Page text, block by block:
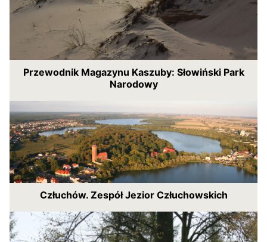
Przewodnik Magazynu Kaszuby: Słowiński Park
Narodowy
Człuchów. Zespół Jezior Człuchowskich